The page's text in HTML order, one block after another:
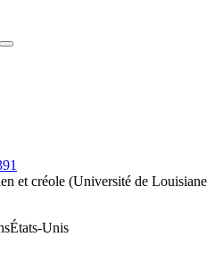
et créole (Université de Louisiane
États-Unis